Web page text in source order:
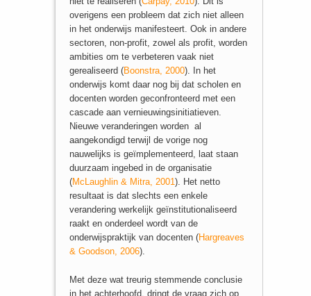
overigens een probleem dat zich niet alleen
in het onderwijs manifesteert. Ook in andere
sectoren, non-profit, zowel als profit, worden
ambities om te verbeteren vaak niet
gerealiseerd (Boonstra, 2000). In het
onderwijs komt daar nog bij dat scholen en
docenten worden geconfronteerd met een
cascade aan vernieuwingsinitiatieven.
Nieuwe veranderingen worden al
aangekondigd terwijl de vorige nog
nauwelijks is geïmplementeerd, laat staan
duurzaam ingebed in de organisatie
(McLaughlin & Mitra, 2001). Het netto
resultaat is dat slechts een enkele
verandering werkelijk geïnstitutionaliseerd
raakt en onderdeel wordt van de
onderwijspraktijk van docenten (Hargreaves
& Goodson, 2006).
Met deze wat treurig stemmende conclusie
in het achterhoofd, dringt de vraag zich op